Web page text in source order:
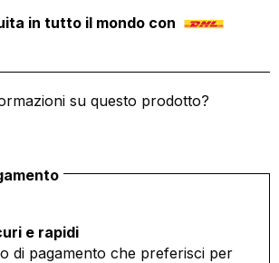
e rapidi
di pagamento che preferisci per
in tutto il mondo con
su questo prodotto?